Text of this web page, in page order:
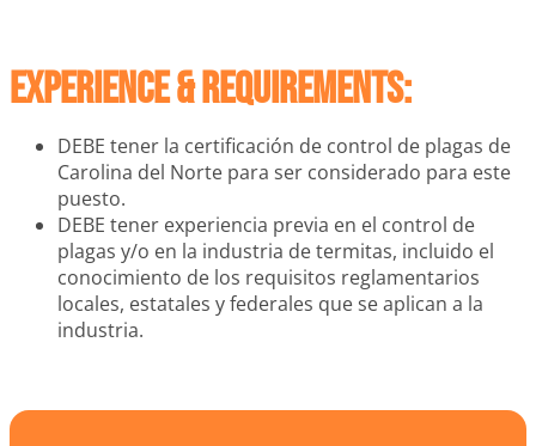
Experience & requirements:
DEBE tener la certificación de control de plagas de
Carolina del Norte para ser considerado para este
puesto.
DEBE tener experiencia previa en el control de
plagas y/o en la industria de termitas, incluido el
conocimiento de los requisitos reglamentarios
locales, estatales y federales que se aplican a la
industria.